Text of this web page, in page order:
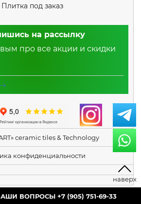
Плитка под заказ
на рассылку
про все акции и скидки
ceramic tiles & Technology
конфиденциальности
+7 (905) 751-69-33